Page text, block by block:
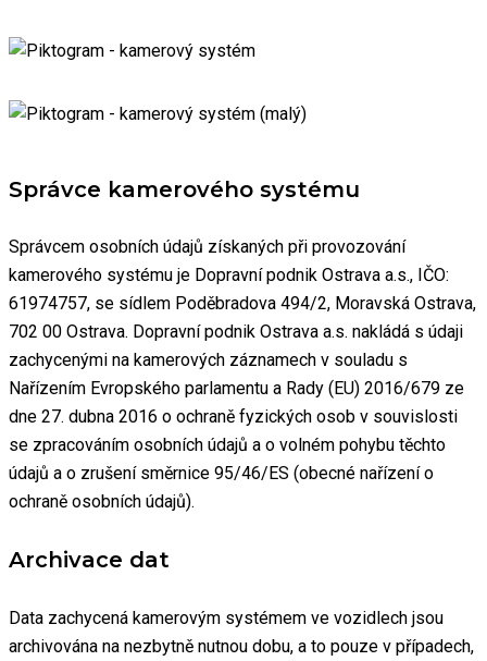
Správce kamerového systému
Správcem osobních údajů získaných při provozování
kamerového systému je Dopravní podnik Ostrava a.s., IČO:
61974757, se sídlem Poděbradova 494/2, Moravská Ostrava,
702 00 Ostrava. Dopravní podnik Ostrava a.s. nakládá s údaji
zachycenými na kamerových záznamech v souladu s
Nařízením Evropského parlamentu a Rady (EU) 2016/679 ze
dne 27. dubna 2016 o ochraně fyzických osob v souvislosti
se zpracováním osobních údajů a o volném pohybu těchto
údajů a o zrušení směrnice 95/46/ES (obecné nařízení o
ochraně osobních údajů).
Archivace dat
Data zachycená kamerovým systémem ve vozidlech jsou
archivována na nezbytně nutnou dobu, a to pouze v případech,